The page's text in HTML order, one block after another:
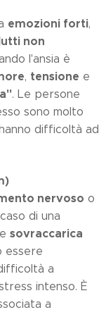
emozioni forti,
non
l'ansia è
, tensione e
. Le persone
sono molto
difficoltà ad
nervoso o
di una
e sovraccarica
essere
a
intenso. È
a